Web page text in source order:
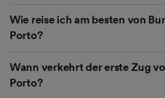
Wie reise ich am besten von
Porto?
Wann verkehrt der erste Zug
Porto?